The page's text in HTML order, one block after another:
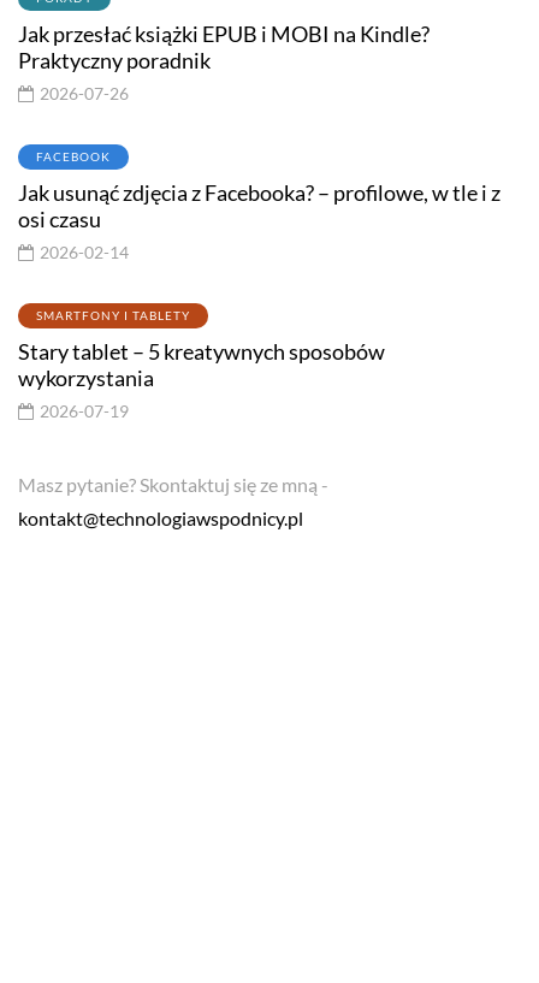
Jak przesłać książki EPUB i MOBI na Kindle?
Praktyczny poradnik
2026-07-26
FACEBOOK
Jak usunąć zdjęcia z Facebooka? – profilowe, w tle i z
osi czasu
2026-02-14
SMARTFONY I TABLETY
Stary tablet – 5 kreatywnych sposobów
wykorzystania
2026-07-19
Masz pytanie? Skontaktuj się ze mną -
kontakt@technologiawspodnicy.pl